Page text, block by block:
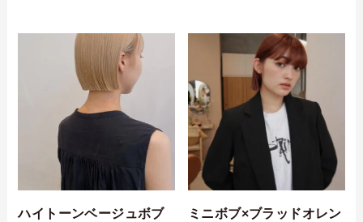
ハイトーンベージュボブ
ミニボブ×ブラッドオレン